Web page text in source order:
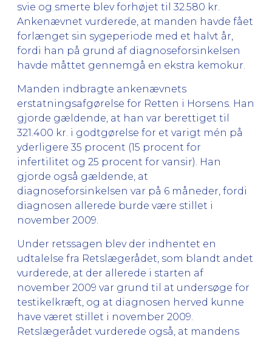
svie og smerte blev forhøjet til 32.580 kr.
Ankenævnet vurderede, at manden havde fået
forlænget sin sygeperiode med et halvt år,
fordi han på grund af diagnoseforsinkelsen
havde måttet gennemgå en ekstra kemokur.
Manden indbragte ankenævnets
erstatningsafgørelse for Retten i Horsens. Han
gjorde gældende, at han var berettiget til
321.400 kr. i godtgørelse for et varigt mén på
yderligere 35 procent (15 procent for
infertilitet og 25 procent for vansir). Han
gjorde også gældende, at
diagnoseforsinkelsen var på 6 måneder, fordi
diagnosen allerede burde være stillet i
november 2009.
Under retssagen blev der indhentet en
udtalelse fra Retslægerådet, som blandt andet
vurderede, at der allerede i starten af
november 2009 var grund til at undersøge for
testikelkræft, og at diagnosen herved kunne
have været stillet i november 2009.
Retslægerådet vurderede også, at mandens